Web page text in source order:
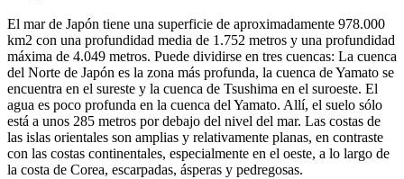
El mar de Japón tiene una superficie de aproximadamente 978.000
km2 con una profundidad media de 1.752 metros y una profundidad
máxima de 4.049 metros. Puede dividirse en tres cuencas: La cuenca
del Norte de Japón es la zona más profunda, la cuenca de Yamato se
encuentra en el sureste y la cuenca de Tsushima en el suroeste. El
agua es poco profunda en la cuenca del Yamato. Allí, el suelo sólo
está a unos 285 metros por debajo del nivel del mar. Las costas de
las islas orientales son amplias y relativamente planas, en contraste
con las costas continentales, especialmente en el oeste, a lo largo de
la costa de Corea, escarpadas, ásperas y pedregosas.